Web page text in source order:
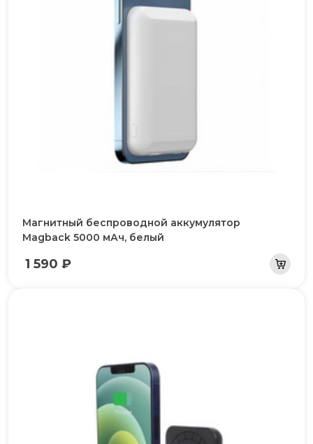
Магнитный беспроводной аккумулятор
Magback 5000 мАч, белый
1 590 ₽